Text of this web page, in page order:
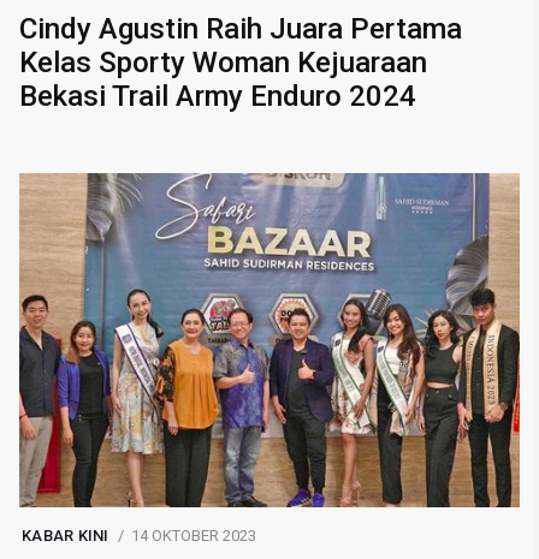
Cindy Agustin Raih Juara Pertama
Kelas Sporty Woman Kejuaraan
Bekasi Trail Army Enduro 2024
KABAR KINI 14 OKTOBER 2023